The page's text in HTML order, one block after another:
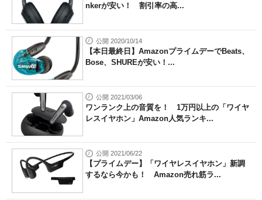
nkerが安い！ 割引率の高...
公開 2020/10/14
【本日最終日】AmazonプライムデーでBeats、
Bose、SHUREが安い！...
公開 2021/03/06
ワンランク上の音質を！ 1万円以上の「ワイヤ
レスイヤホン」Amazon人気ランキ...
公開 2021/06/22
【プライムデー】「ワイヤレスイヤホン」新調
するなら今かも！ Amazon売れ筋ラ...